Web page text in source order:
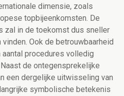
dimensie, zoals
topbijeenkomsten. De
zal in de toekomst dus sneller
Ook de betrouwbaarheid
procedures volledig
de ontegensprekelijke
een dergelijke uitwisseling van
symbolische betekenis